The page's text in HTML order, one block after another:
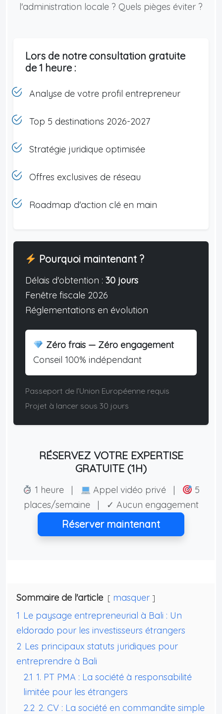
l'administration locale ? Quels pièges éviter ?
Lors de notre consultation gratuite
de 1 heure :
Analyse de votre profil entrepreneur
Top 5 destinations 2026-2027
Stratégie juridique optimisée
Offres exclusives de réseau
Roadmap d'action clé en main
Pourquoi maintenant ?
Délais d'obtention : 30 jours
Fenêtre fiscale 2026
Réglementations en évolution
Zéro frais — Zéro engagement
Conseil 100% indépendant
Passeport de l’Union Européenne requis
Projet à lancer sous 30 jours
RÉSERVEZ VOTRE EXPERTISE
GRATUITE (1H)
1 heure | Appel vidéo privé |
5
places/semaine | ✓ Aucun engagement
Réserver maintenant
Sommaire de l'article
masquer
1 Le paysage entrepreneurial à Bali : Un
eldorado pour les investisseurs étrangers
2 Les principaux statuts juridiques pour
entreprendre à Bali
2.1 1. PT PMA : La société à responsabilité
limitée pour les étrangers
2.2 2. CV : La société en commandite simple